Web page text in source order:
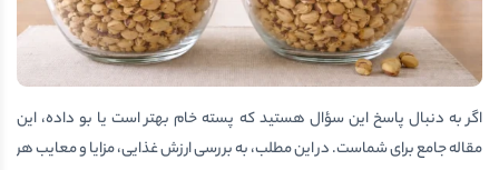
اگر به دنبال پاسخ این سؤال هستید که پسته خام بهتر است یا بو داده، این
مقاله جامع برای شماست. در این مطلب، به بررسی ارزش غذایی، مزایا و معایب هر